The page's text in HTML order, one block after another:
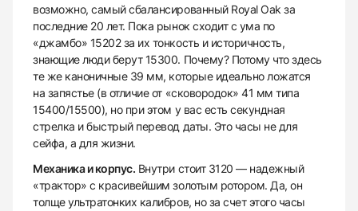
возможно, самый сбалансированный Royal Oak за
последние 20 лет. Пока рынок сходит с ума по
«джамбо» 15202 за их тонкость и историчность,
знающие люди берут 15300. Почему? Потому что здесь
те же каноничные 39 мм, которые идеально ложатся
на запястье (в отличие от «сковородок» 41 мм типа
15400/15500), но при этом у вас есть секундная
стрелка и быстрый перевод даты. Это часы не для
сейфа, а для жизни.
Механика и корпус. Внутри стоит 3120 — надежный
«трактор» с красивейшим золотым ротором. Да, он
толще ультратонких калибров, но за счет этого часы